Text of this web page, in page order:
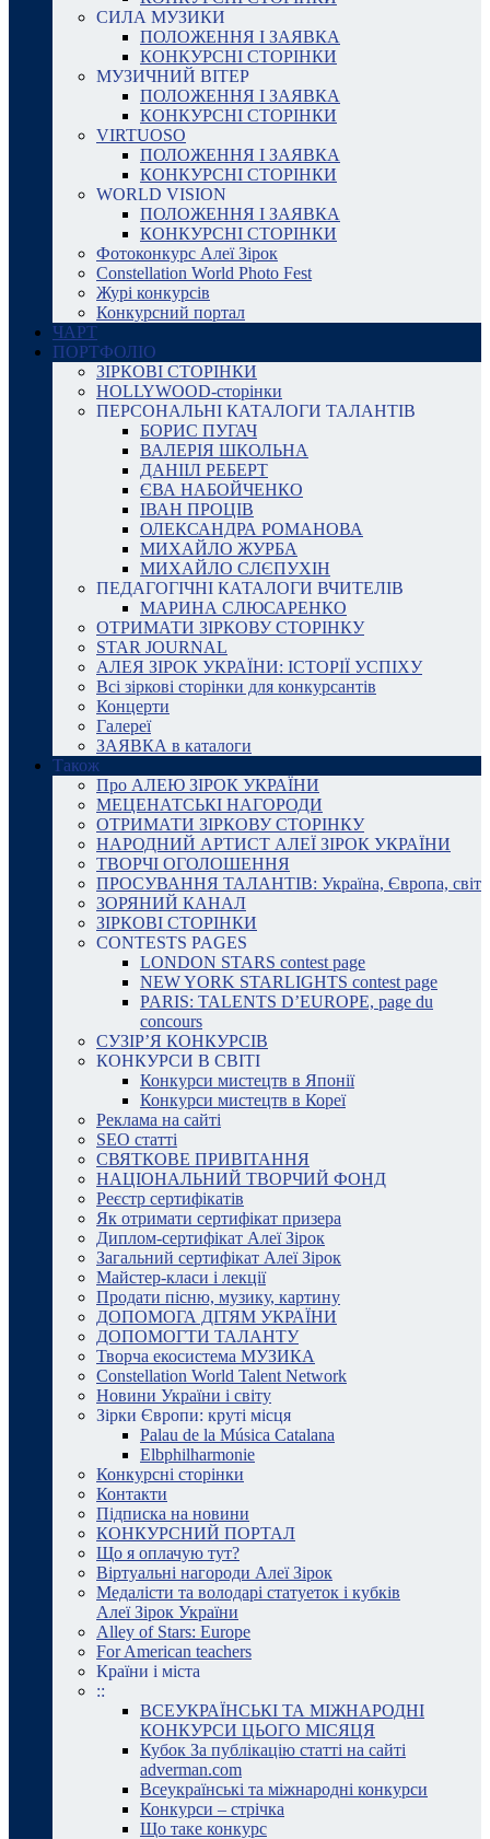
СИЛА МУЗИКИ
ПОЛОЖЕННЯ І ЗАЯВКА
КОНКУРСНІ СТОРІНКИ
МУЗИЧНИЙ ВІТЕР
ПОЛОЖЕННЯ І ЗАЯВКА
КОНКУРСНІ СТОРІНКИ
VIRTUOSO
ПОЛОЖЕННЯ І ЗАЯВКА
КОНКУРСНІ СТОРІНКИ
WORLD VISION
ПОЛОЖЕННЯ І ЗАЯВКА
КОНКУРСНІ СТОРІНКИ
Фотоконкурс Алеї Зірок
Constellation World Photo Fest
Журі конкурсів
Конкурсний портал
ЧАРТ
ПОРТФОЛІО
ЗІРКОВІ СТОРІНКИ
HOLLYWOOD-сторінки
ПЕРСОНАЛЬНІ КАТАЛОГИ ТАЛАНТІВ
БОРИС ПУГАЧ
ВАЛЕРІЯ ШКОЛЬНА
ДАНІІЛ РЕБЕРТ
ЄВА НАБОЙЧЕНКО
ІВАН ПРОЦІВ
ОЛЕКСАНДРА РОМАНОВА
МИХАЙЛО ЖУРБА
МИХАЙЛО СЛЄПУХІН
ПЕДАГОГІЧНІ КАТАЛОГИ ВЧИТЕЛІВ
МАРИНА СЛЮСАРЕНКО
ОТРИМАТИ ЗІРКОВУ СТОРІНКУ
STAR JOURNAL
АЛЕЯ ЗІРОК УКРАЇНИ: ІСТОРІЇ УСПІХУ
Всі зіркові сторінки для конкурсантів
Концерти
Галереї
ЗАЯВКА в каталоги
Також
Про АЛЕЮ ЗІРОК УКРАЇНИ
МЕЦЕНАТСЬКІ НАГОРОДИ
ОТРИМАТИ ЗІРКОВУ СТОРІНКУ
НАРОДНИЙ АРТИСТ АЛЕЇ ЗІРОК УКРАЇНИ
ТВОРЧІ ОГОЛОШЕННЯ
ПРОСУВАННЯ ТАЛАНТІВ: Україна, Європа, світ
ЗОРЯНИЙ КАНАЛ
ЗІРКОВІ СТОРІНКИ
CONTESTS PAGES
LONDON STARS contest page
NEW YORK STARLIGHTS contest page
PARIS: TALENTS D’EUROPE, page du
concours
СУЗІР’Я КОНКУРСІВ
КОНКУРСИ В СВІТІ
Конкурси мистецтв в Японії
Конкурси мистецтв в Кореї
Реклама на сайті
SEO статті
СВЯТКОВЕ ПРИВІТАННЯ
НАЦІОНАЛЬНИЙ ТВОРЧИЙ ФОНД
Реєстр сертифікатів
Як отримати сертифікат призера
Диплом-сертифікат Алеї Зірок
Загальний сертифікат Алеї Зірок
Майстер-класи і лекції
Продати пісню, музику, картину
ДОПОМОГА ДІТЯМ УКРАЇНИ
ДОПОМОГТИ ТАЛАНТУ
Творча екосистема МУЗИКА
Constellation World Talent Network
Новини України і світу
Зірки Європи: круті місця
Palau de la Música Catalana
Elbphilharmonie
Конкурсні сторінки
Контакти
Підписка на новини
КОНКУРСНИЙ ПОРТАЛ
Що я оплачую тут?
Віртуальні нагороди Алеї Зірок
Медалісти та володарі статуеток і кубків
Алеї Зірок України
Alley of Stars: Europe
For American teachers
Країни і міста
::
ВСЕУКРАЇНСЬКІ ТА МІЖНАРОДНІ
КОНКУРСИ ЦЬОГО МІСЯЦЯ
Кубок За публікацію статті на сайті
adverman.com
Всеукраїнські та міжнародні конкурси
Конкурси – стрічка
Що таке конкурс